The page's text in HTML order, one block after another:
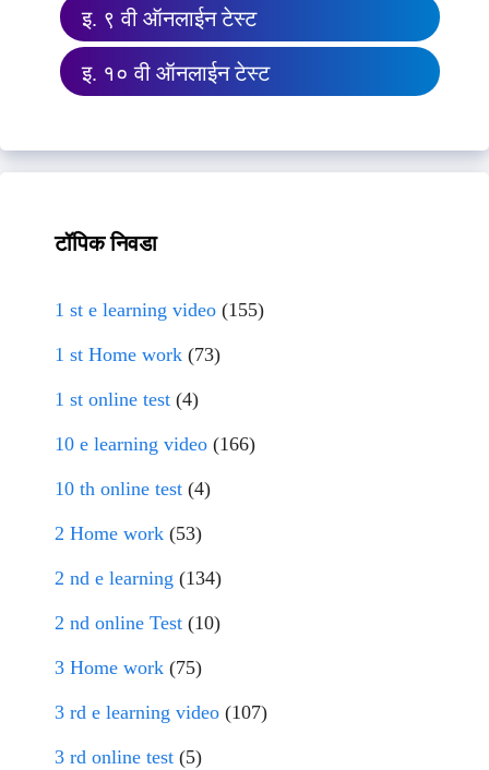
इ. ९ वी ऑनलाईन टेस्ट
इ. १० वी ऑनलाईन टेस्ट
टॉपिक निवडा
1 st e learning video (155)
1 st Home work (73)
1 st online test (4)
10 e learning video (166)
10 th online test (4)
2 Home work (53)
2 nd e learning (134)
2 nd online Test (10)
3 Home work (75)
3 rd e learning video (107)
3 rd online test (5)